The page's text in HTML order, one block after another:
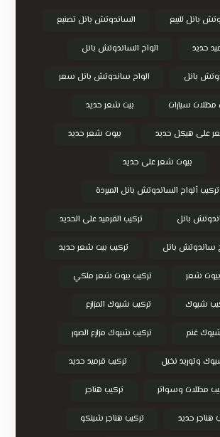
بانل للبيع الساندوتش بانل تصنيع
حديد الواح الساندوتش بانل
بانل الواح ساندوتش بانل سعر
مظلات سيارات بيت شعر حديد
على هيكل حديد بيوت شعر حديد
بيوت شعر على حديد
تركيب ألواح الساندوتش بانل المبردة
بانل تركيب القرميد على الحديد
ساندوتش بانل تركيب بيت شعر حديد
شعر تركيب بيوت شعر ملكي
شبوك تركيب شبوك المزارع
غنم تركيب شبوك مزارع الصور
وتوريد نخيل تركيب قرميد حديد
مظلات وسواتر تركيب هناجر
هناجر حديد تركيب هناجر شينكو